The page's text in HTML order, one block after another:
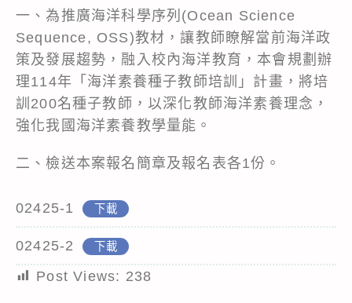
一、為推廣海洋科學序列(Ocean Science
Sequence, OSS)教材，讓教師瞭解當前海洋政
策及發展趨勢，融入校內海洋教育，本會規劃辦
理114年「海洋素養種子教師培訓」計畫，將培
訓200名種子教師，以深化教師海洋素養理念，
強化我國海洋素養教學量能。
二、檢送本案報名簡章及報名表各1份。
02425-1 下載
02425-2 下載
Post Views: 238